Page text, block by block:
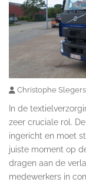
Christophe Slegers
In de
zeer cruciale rol.
ingericht en moet
juiste moment op
dragen aan de
medewerkers in